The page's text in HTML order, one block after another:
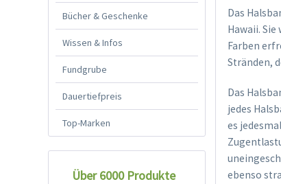
Bücher & Geschenke
Wissen & Infos
Fundgrube
Dauertiefpreis
Top-Marken
Über 6000 Produkte
Das
Hawaii.
Farben
Stränden,
Das
jedes
es
ebenso